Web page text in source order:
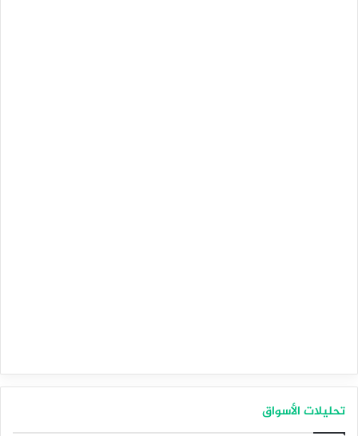
تحليلات الأسواق